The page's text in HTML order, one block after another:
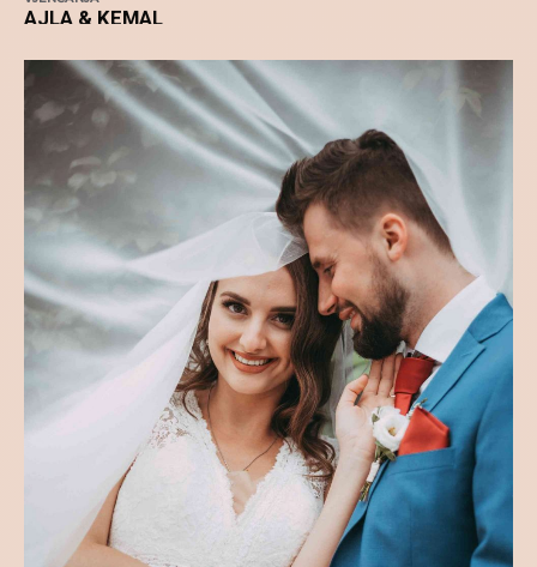
VJENČANJA
AJLA & KEMAL